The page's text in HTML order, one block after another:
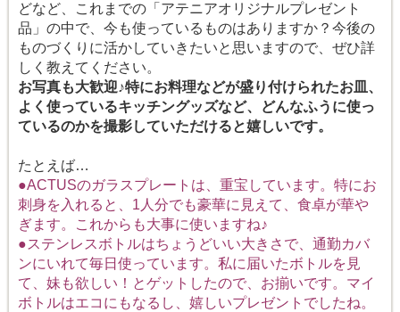
どなど、これまでの「アテニアオリジナルプレゼント
品」の中で、今も使っているものはありますか？今後の
ものづくりに活かしていきたいと思いますので、ぜひ詳
しく教えてください。
お写真も大歓迎♪特にお料理などが盛り付けられたお皿、
よく使っているキッチングッズなど、どんなふうに使っ
ているのかを撮影していただけると嬉しいです。
たとえば…
●ACTUSのガラスプレートは、重宝しています。特にお
刺身を入れると、1人分でも豪華に見えて、食卓が華や
ぎます。これからも大事に使いますね♪
●ステンレスボトルはちょうどいい大きさで、通勤カバ
ンにいれて毎日使っています。私に届いたボトルを見
て、妹も欲しい！とゲットしたので、お揃いです。マイ
ボトルはエコにもなるし、嬉しいプレゼントでしたね。